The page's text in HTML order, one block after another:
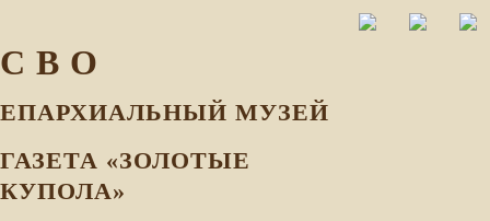
С В О
ЕПАРХИАЛЬНЫЙ МУЗEЙ
ГАЗЕТА «ЗОЛОТЫЕ
КУПОЛА»